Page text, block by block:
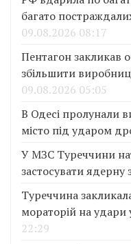
багато
09.08.2026 08:17
Пентагон закликав
збільшити
09.08.2026 05:05
В Одесі пролунали
місто під ударом
У МЗС Туреччини
застосувати ядерну
Туреччина
мораторій на
22:29